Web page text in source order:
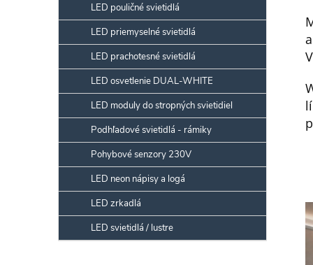
LED pouličné svietidlá
LED priemyselné svietidlá
LED prachotesné svietidlá
LED osvetlenie DUAL-WHITE
LED moduly do stropných svietidiel
Podhľadové svietidlá - rámiky
Pohybové senzory 230V
LED neon nápisy a logá
LED zrkadlá
LED svietidlá / lustre